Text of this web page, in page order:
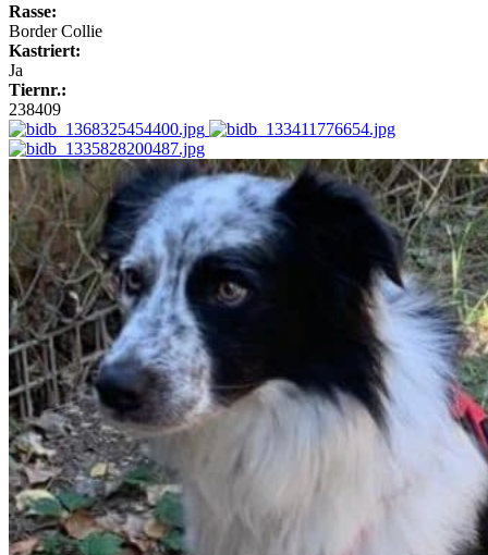
Rasse:
Border Collie
Kastriert:
Ja
Tiernr.:
238409